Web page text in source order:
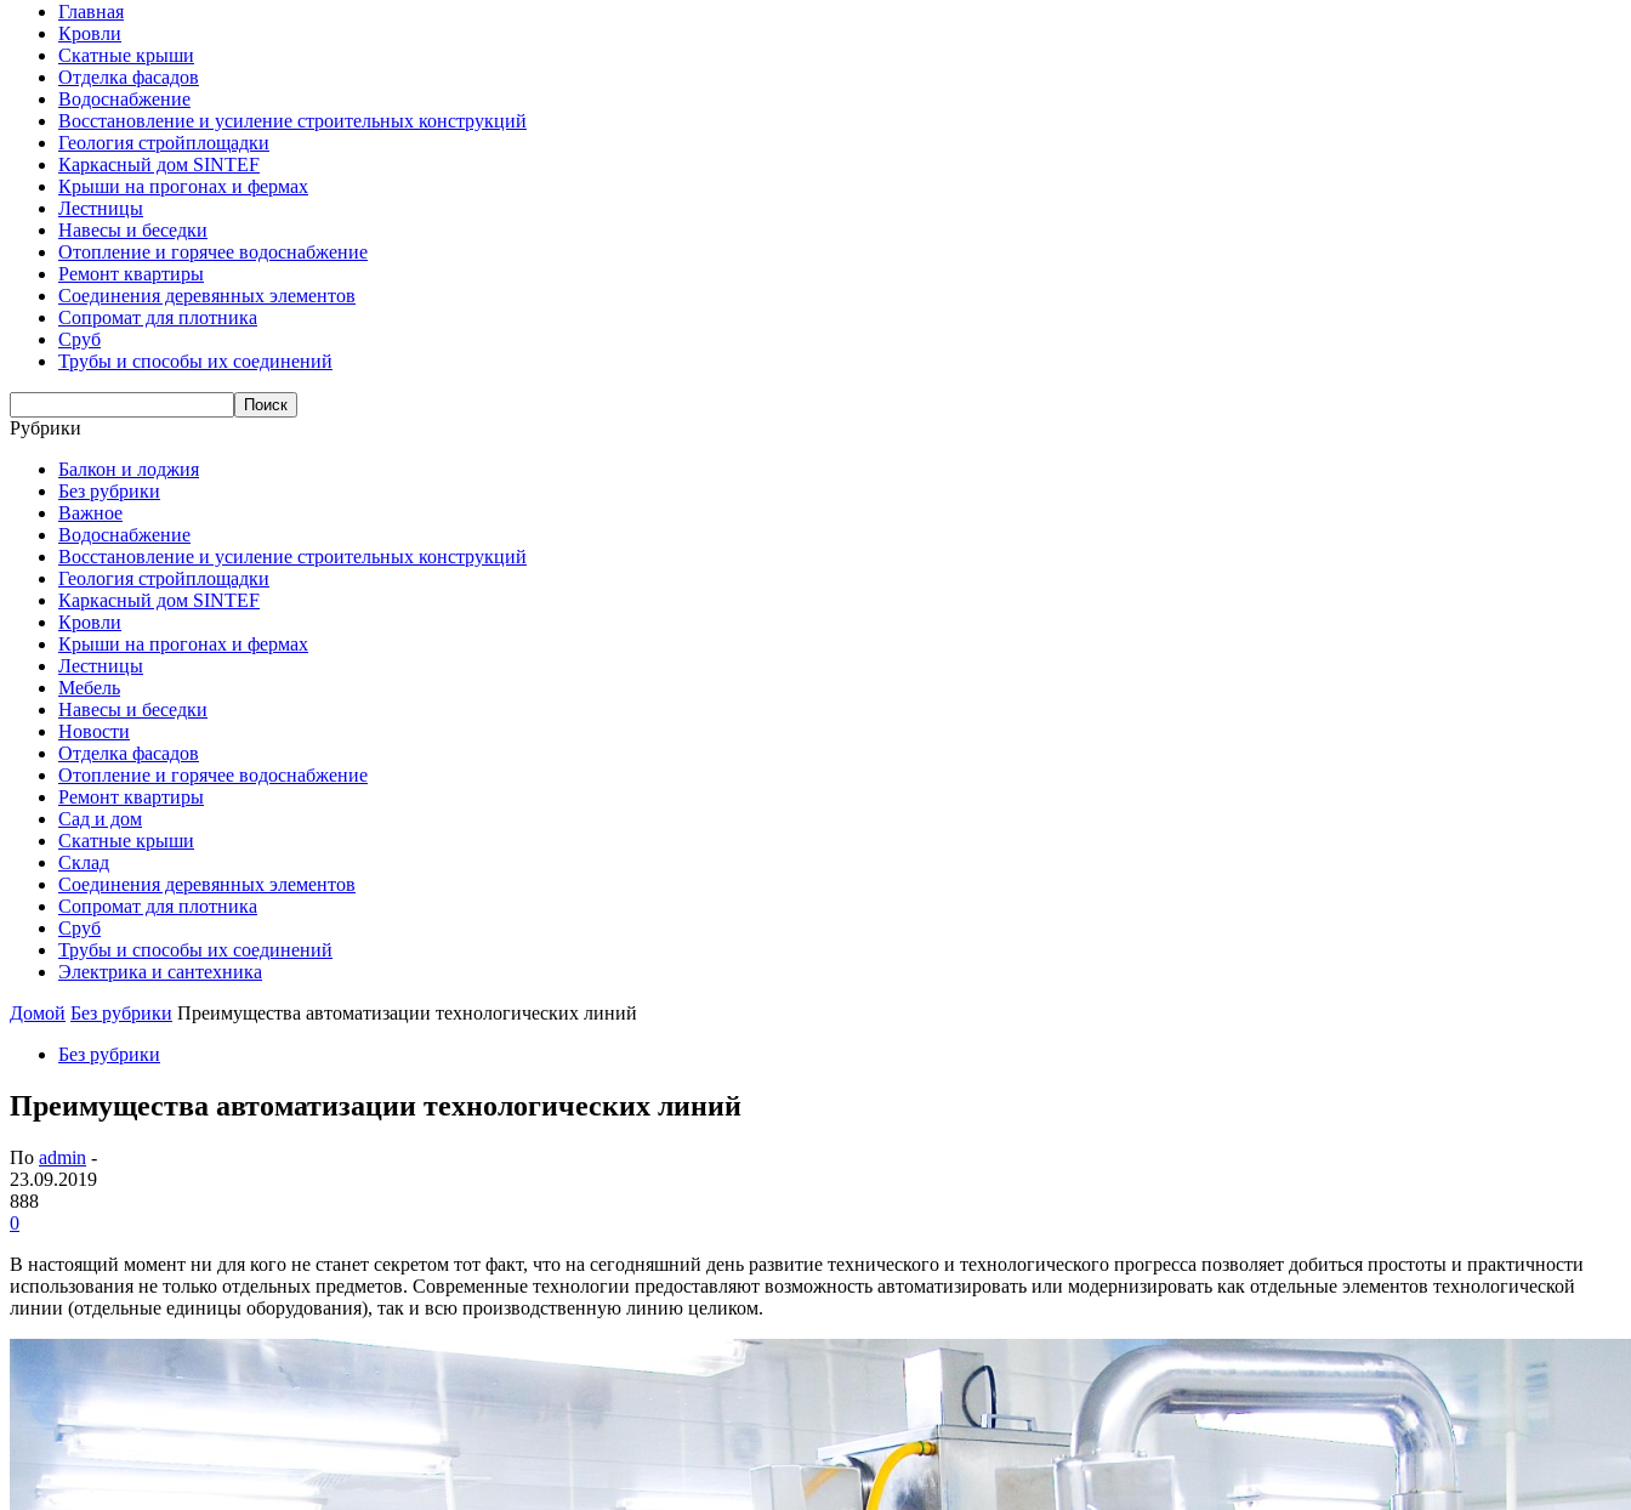
Главная
Кровли
Скатные крыши
Отделка фасадов
Водоснабжение
Восстановление и усиление строительных конструкций
Геология стройплощадки
Каркасный дом SINTEF
Крыши на прогонах и фермах
Лестницы
Навесы и беседки
Отопление и горячее водоснабжение
Ремонт квартиры
Соединения деревянных элементов
Сопромат для плотника
Сруб
Трубы и способы их соединений
Рубрики
Балкон и лоджия
Без рубрики
Важное
Водоснабжение
Восстановление и усиление строительных конструкций
Геология стройплощадки
Каркасный дом SINTEF
Кровли
Крыши на прогонах и фермах
Лестницы
Мебель
Навесы и беседки
Новости
Отделка фасадов
Отопление и горячее водоснабжение
Ремонт квартиры
Сад и дом
Скатные крыши
Склад
Соединения деревянных элементов
Сопромат для плотника
Сруб
Трубы и способы их соединений
Электрика и сантехника
Домой Без рубрики Преимущества автоматизации технологических линий
Без рубрики
Преимущества автоматизации технологических линий
По admin -
23.09.2019
888
0
В настоящий момент ни для кого не станет секретом тот факт, что на сегодняшний день развитие технического и технологического прогресса позволяет добиться простоты и практичности
использования не только отдельных предметов. Современные технологии предоставляют возможность автоматизировать или модернизировать как отдельные элементов технологической
линии (отдельные единицы оборудования), так и всю производственную линию целиком.